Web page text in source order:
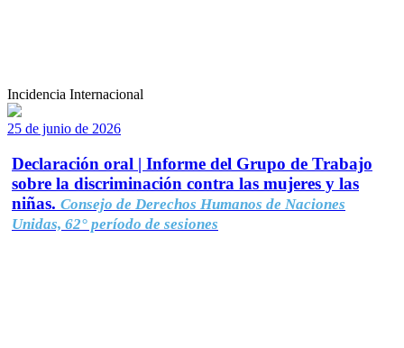
Incidencia Internacional
25 de junio de 2026
Declaración oral | Informe del Grupo de Trabajo
sobre la discriminación contra las mujeres y las
niñas. Consejo de Derechos Humanos de Naciones
Unidas, 62° período de sesiones